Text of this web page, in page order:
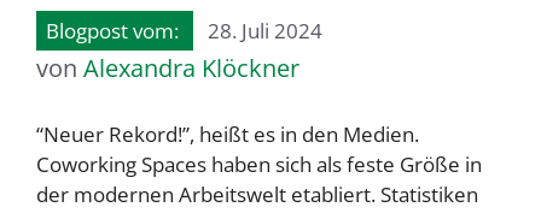
28. Juli 2024
von Alexandra Klöckner
“Neuer Rekord!”, heißt es in den Medien.
Coworking Spaces haben sich als feste Größe in
der modernen Arbeitswelt etabliert. Statistiken